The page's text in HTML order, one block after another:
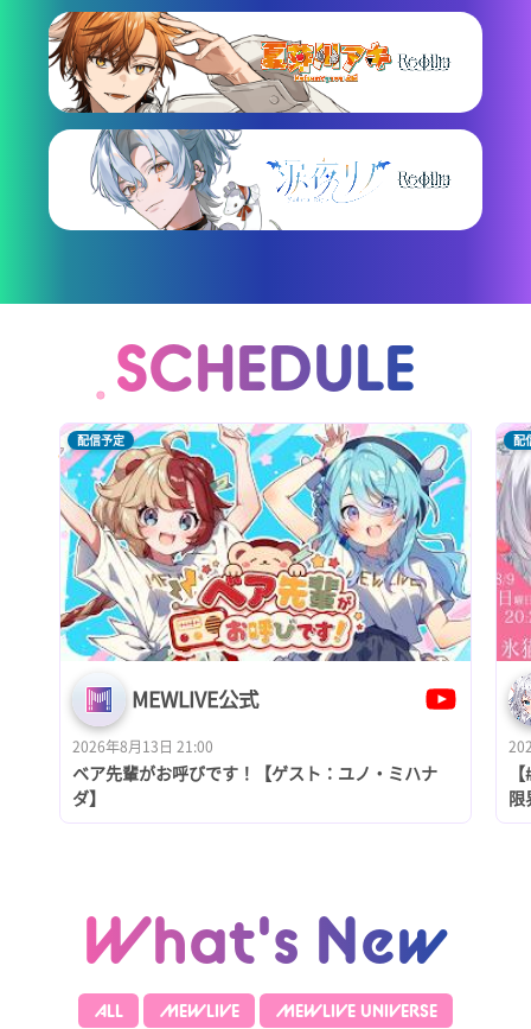
SCHEDULE
配信予定
MEWLIVE公式
2026年8月13日 21:00
ベア先輩がお呼びです！【ゲスト：ユノ・ミハナ
ダ】
配
限
What's New
ALL MEWLIVE MEWLIVE UNIVERSE